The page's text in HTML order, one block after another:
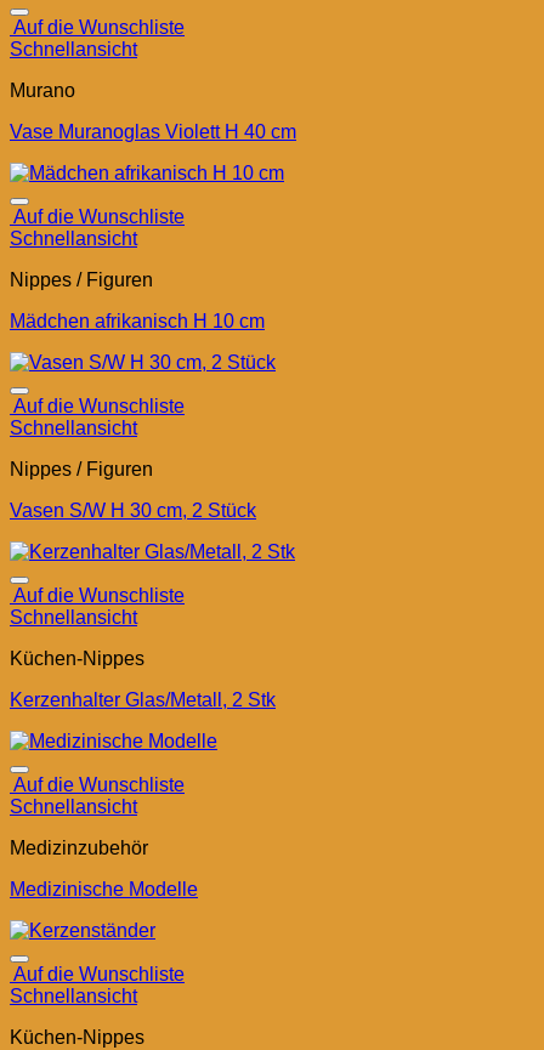
Auf die Wunschliste
Schnellansicht
Murano
Vase Muranoglas Violett H 40 cm
Auf die Wunschliste
Schnellansicht
Nippes / Figuren
Mädchen afrikanisch H 10 cm
Auf die Wunschliste
Schnellansicht
Nippes / Figuren
Vasen S/W H 30 cm, 2 Stück
Auf die Wunschliste
Schnellansicht
Küchen-Nippes
Kerzenhalter Glas/Metall, 2 Stk
Auf die Wunschliste
Schnellansicht
Medizinzubehör
Medizinische Modelle
Auf die Wunschliste
Schnellansicht
Küchen-Nippes